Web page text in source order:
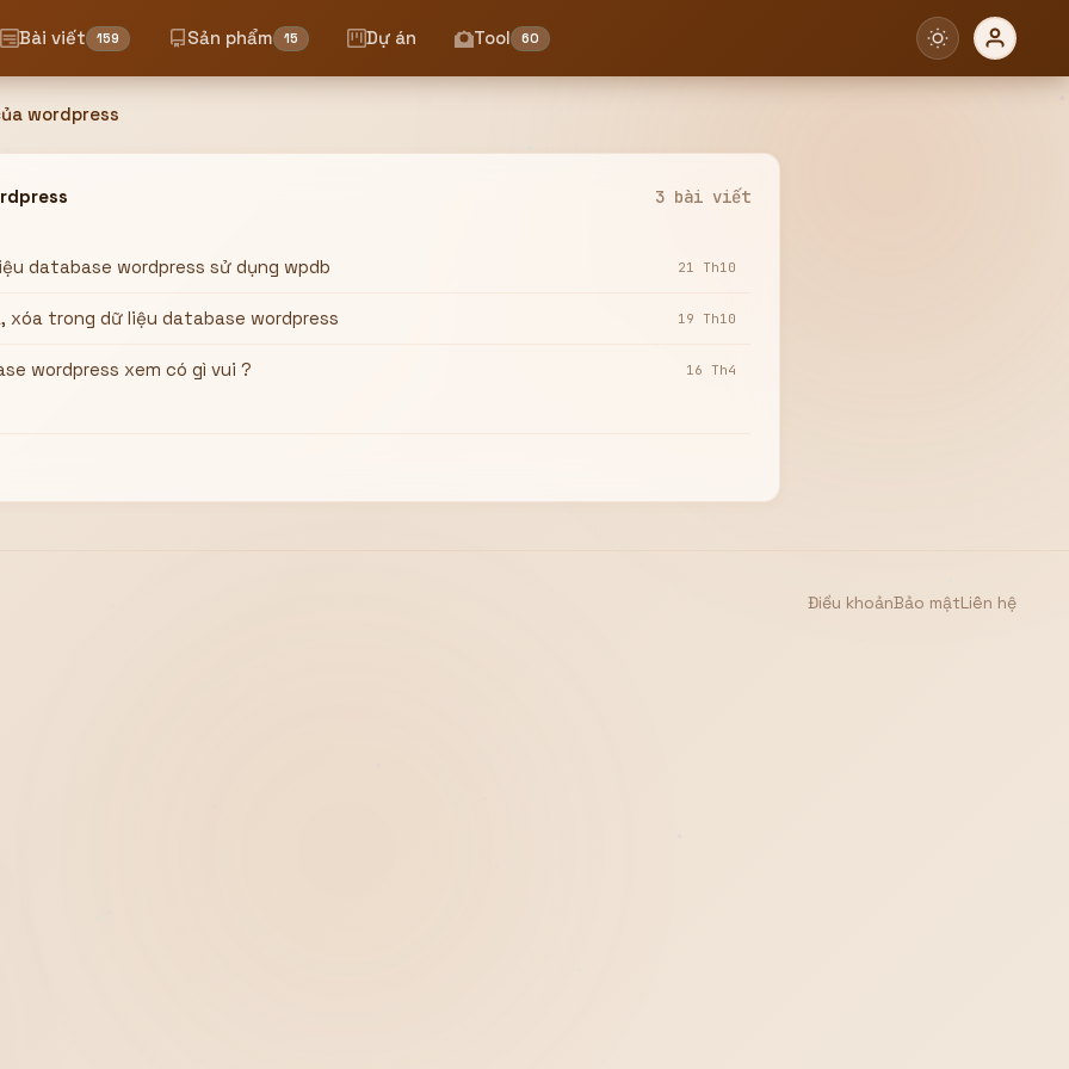
Bài viết 159 Sản phẩm 15 Dự án Tool 60
wordpress
3 bài viết
database wordpress sử dụng wpdb 21 Th10
xóa trong dữ liệu database wordpress 19 Th10
wordpress xem có gì vui ? 16 Th4
Điều khoảnBảo mậtLiên hệ